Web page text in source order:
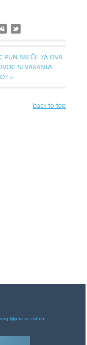
PUN SREĆE ZA OVA
STVARANJA:
»
back to top
ljiljana sa zlatnim